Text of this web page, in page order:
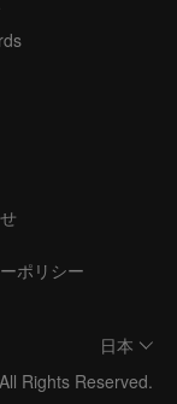
ポリシー
日本
Rights Reserved.